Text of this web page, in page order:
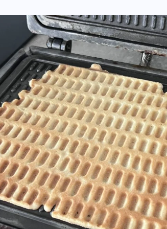
RESTORANAI
sugrįžusi Ema
tieks pirmą tokią
kavą ir arbatą
2026-06-08